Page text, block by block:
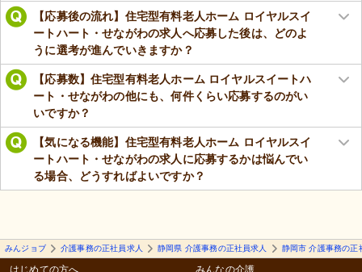
【応募後の流れ】住宅型有料老人ホーム ロイヤルスイ
ートハート・せながわの求人へ応募した後は、どのよ
うに選考が進んでいきますか？
【応募数】住宅型有料老人ホーム ロイヤルスイートハ
ート・せながわの他にも、何件くらい応募するのがい
いですか？
【気になる機能】住宅型有料老人ホーム ロイヤルスイ
ートハート・せながわの求人に応募するかは悩んでい
る場合、どうすればよいですか？
みんジョブ 介護事務の正社員求人 静岡県 介護事務の正社員求人 静岡市 介護事務の正
はじめての方へ みんなの介護